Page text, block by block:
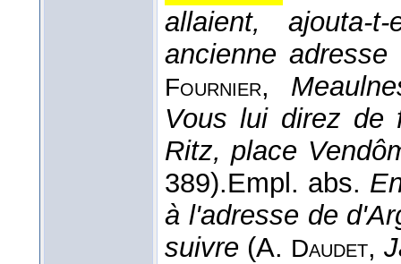
allaient,
ancienne
Fournier,
Vous lui direz de
Ritz, place
389).Empl. abs.
à l'adresse de
suivre (A. Daudet,